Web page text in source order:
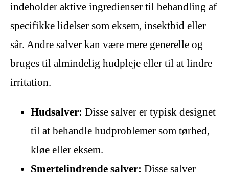
indeholder aktive ingredienser til behandling af
specifikke lidelser som eksem, insektbid eller
sår. Andre salver kan være mere generelle og
bruges til almindelig hudpleje eller til at lindre
irritation.
Hudsalver: Disse salver er typisk designet
til at behandle hudproblemer som tørhed,
kløe eller eksem.
Smertelindrende salver: Disse salver